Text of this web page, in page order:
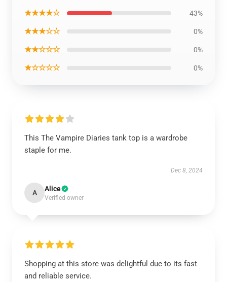
★★★★☆ 43%
★★★☆☆ 0%
★★☆☆☆ 0%
★☆☆☆☆ 0%
This The Vampire Diaries tank top is a wardrobe
staple for me.
Dec 8, 2024
A Alice
Verified owner
Shopping at this store was delightful due to its fast
and reliable service.